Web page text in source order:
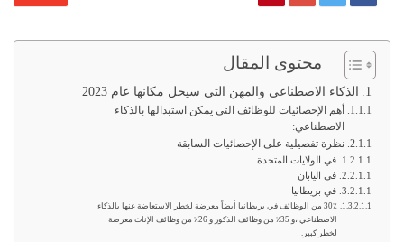
محتوى المقال
الذكاء الاصطناعي والمهن التي سيحل مكانها عام 2023
أهم الإحصائيات للوظائف التي يمكن استبدالها بالذكاء
الاصطناعي:
نظرة تفصيلية على الإحصائيات السابقة
في الولايات المتحدة
في اليابان
في بريطانيا
30٪ من الوظائف في بريطانيا أيضاً معرضة لخطر الاستعاضة عنها بالذكاء
الاصطناعي ،و 35٪ من وظائف الذكور و 26٪ من وظائف الإناث معرضة
لخطر كبير.